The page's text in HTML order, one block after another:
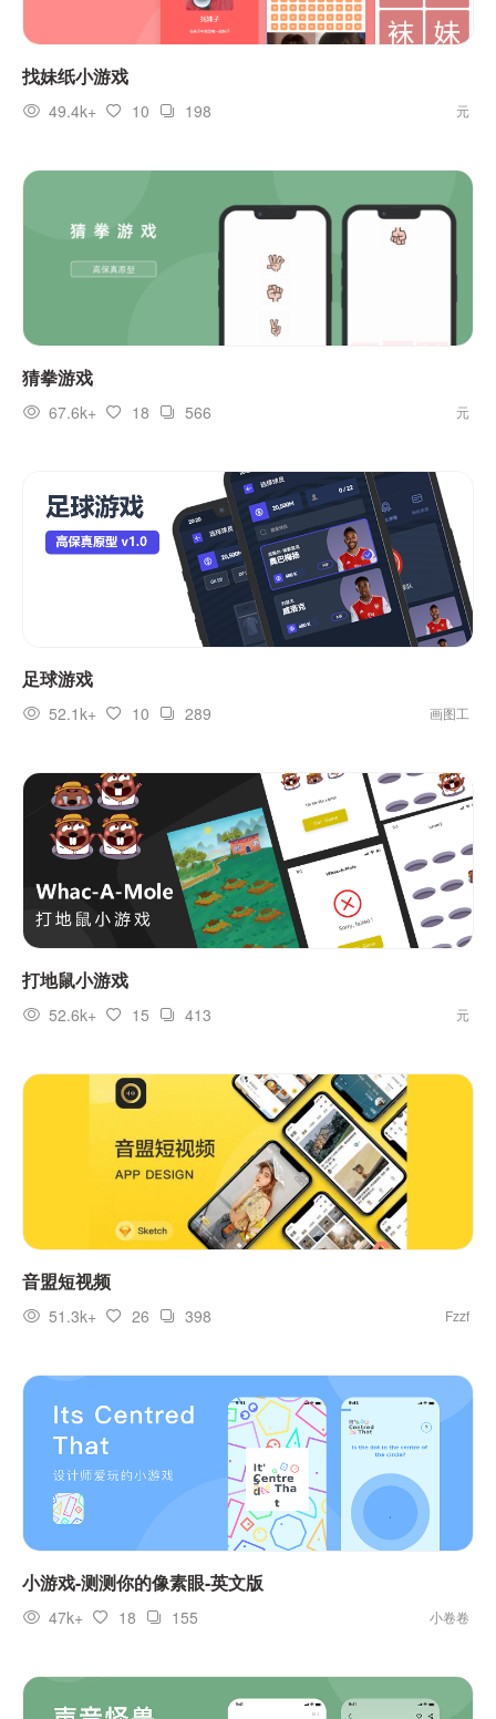
找妹纸小游戏
49.4k+ 10 198 元
猜拳游戏
67.6k+ 18 566 元
足球游戏
52.1k+ 10 289 画图工
打地鼠小游戏
52.6k+ 15 413 元
音盟短视频
51.3k+ 26 398 Fzzf
小游戏-测测你的像素眼-英文版
47k+ 18 155 小卷卷